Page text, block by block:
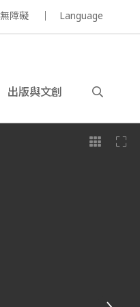
無障礙 Language
出版與文創